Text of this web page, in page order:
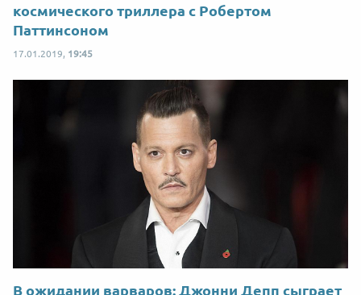
космического триллера с Робертом
Паттинсоном
17.01.2019, 19:45
В ожидании варваров: Джонни Депп сыграет